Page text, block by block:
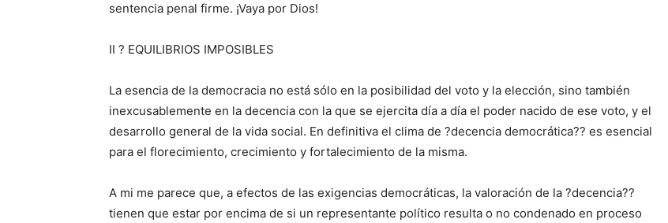
sentencia penal firme. ¡Vaya por Dios!
II ? EQUILIBRIOS IMPOSIBLES
La esencia de la democracia no está sólo en la posibilidad del voto y la elección, sino también
inexcusablemente en la decencia con la que se ejercita día a día el poder nacido de ese voto, y el
desarrollo general de la vida social. En definitiva el clima de ?decencia democrática?? es esencial
para el florecimiento, crecimiento y fortalecimiento de la misma.
A mi me parece que, a efectos de las exigencias democráticas, la valoración de la ?decencia??
tienen que estar por encima de si un representante político resulta o no condenado en proceso